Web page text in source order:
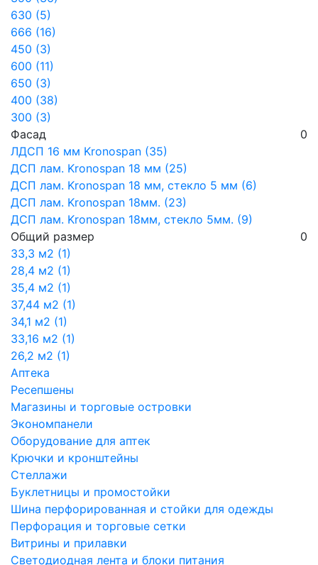
630 (5)
666 (16)
450 (3)
600 (11)
650 (3)
400 (38)
300 (3)
Фасад
0
ЛДСП 16 мм Kronospan (35)
ДСП лам. Kronospan 18 мм (25)
ДСП лам. Kronospan 18 мм, стекло 5 мм (6)
ДСП лам. Kronospan 18мм. (23)
ДСП лам. Kronospan 18мм, стекло 5мм. (9)
Общий размер
0
33,3 м2 (1)
28,4 м2 (1)
35,4 м2 (1)
37,44 м2 (1)
34,1 м2 (1)
33,16 м2 (1)
26,2 м2 (1)
Аптека
Ресепшены
Магазины и торговые островки
Экономпанели
Оборудование для аптек
Крючки и кронштейны
Стеллажи
Буклетницы и промостойки
Шина перфорированная и стойки для одежды
Перфорация и торговые сетки
Витрины и прилавки
Светодиодная лента и блоки питания